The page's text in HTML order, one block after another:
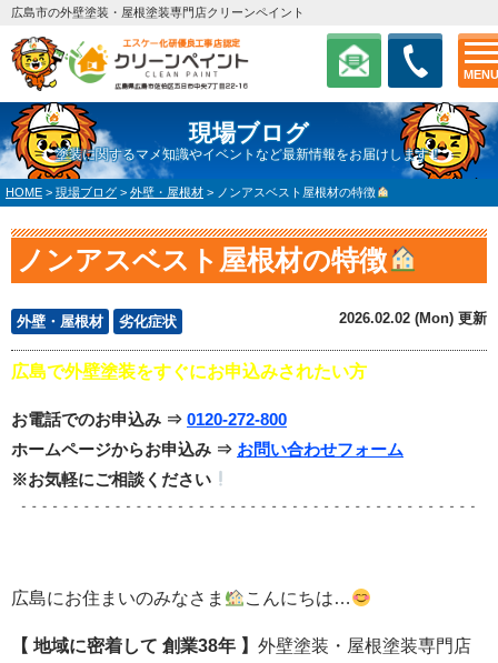
MENU
広島市の外壁塗装・屋根塗装専門店クリーンペイント
現場ブログ
塗装に関するマメ知識やイベントなど最新情報をお届けします！
HOME > 現場ブログ > 外壁・屋根材 > ノンアスベスト屋根材の特徴
ノンアスベスト屋根材の特徴
外壁・屋根材 劣化症状 2026.02.02 (Mon) 更新
広島で外壁塗装をすぐにお申込みされたい方
お電話でのお申込み ⇒ 0120-272-800
ホームページからお申込み ⇒ お問い合わせフォーム
※お気軽にご相談ください
広島にお住まいのみなさま こんにちは…
【 地域に密着して 創業38年 】 外壁塗装・屋根塗装専門店